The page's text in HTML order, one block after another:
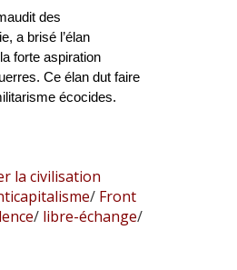
des
a brisé l’élan
forte aspiration
Ce élan dut faire
écocides.
la civilisation
/Front
/libre-échange/